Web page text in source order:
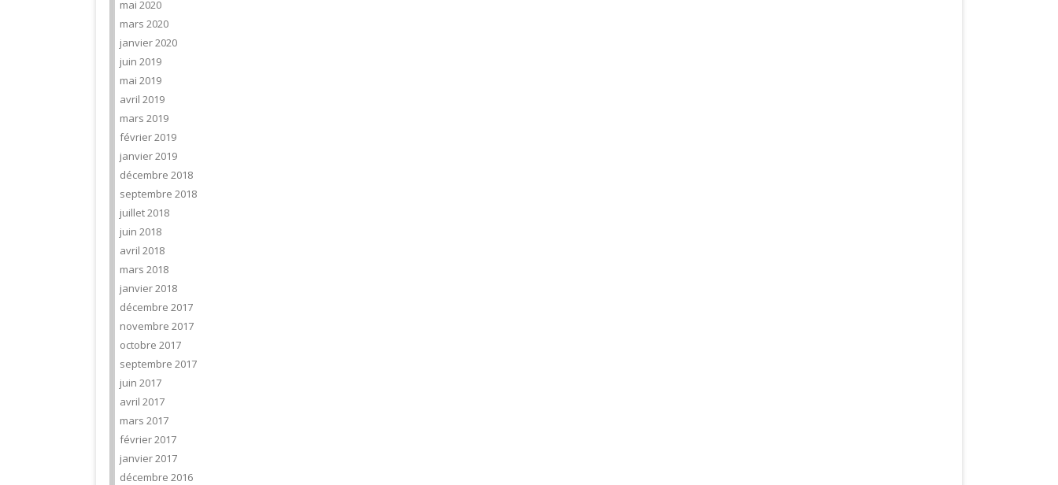
mai 2020
mars 2020
janvier 2020
juin 2019
mai 2019
avril 2019
mars 2019
février 2019
janvier 2019
décembre 2018
septembre 2018
juillet 2018
juin 2018
avril 2018
mars 2018
janvier 2018
décembre 2017
novembre 2017
octobre 2017
septembre 2017
juin 2017
avril 2017
mars 2017
février 2017
janvier 2017
décembre 2016